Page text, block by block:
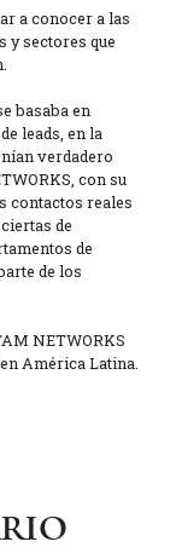
a conocer a las
y sectores que
basaba en
leads, en la
verdadero
con su
contactos reales
de
de
de los
NETWORKS
América Latina.